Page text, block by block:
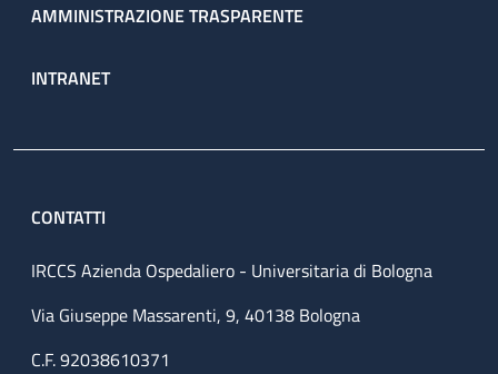
AMMINISTRAZIONE TRASPARENTE
INTRANET
CONTATTI
IRCCS Azienda Ospedaliero - Universitaria di Bologna
Via Giuseppe Massarenti, 9, 40138 Bologna
C.F. 92038610371